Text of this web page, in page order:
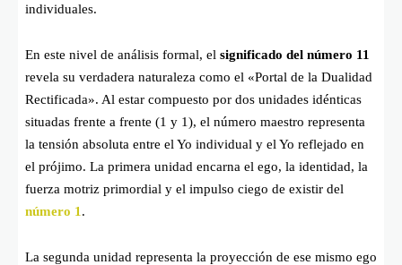
individuales.
En este nivel de análisis formal, el significado del número 11
revela su verdadera naturaleza como el «Portal de la Dualidad
Rectificada». Al estar compuesto por dos unidades idénticas
situadas frente a frente (1 y 1), el número maestro representa
la tensión absoluta entre el Yo individual y el Yo reflejado en
el prójimo. La primera unidad encarna el ego, la identidad, la
fuerza motriz primordial y el impulso ciego de existir del
número 1 .
La segunda unidad representa la proyección de ese mismo ego